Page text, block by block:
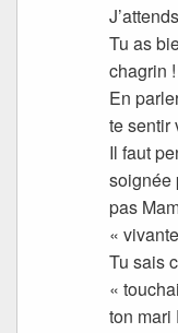
Tu as
chagrin !
En
te sentir
Il faut
soignée
pas
«
Tu sais
«
ton mari